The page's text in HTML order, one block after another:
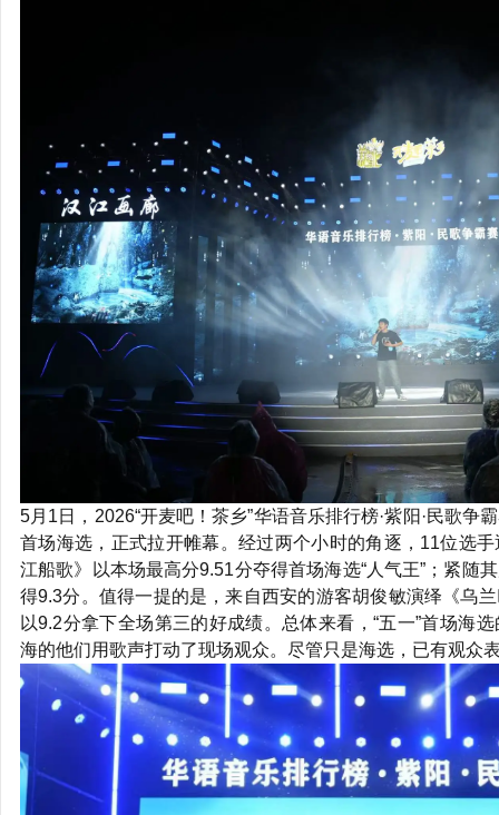
5月1日，2026“开麦吧！茶乡”华语音乐排行榜·紫阳·民歌争
首场海选，正式拉开帷幕。经过两个小时的角逐，11位选
江船歌》以本场最高分9.51分夺得首场海选“人气王”；紧随
得9.3分。值得一提的是，来自西安的游客胡俊敏演绎《乌
以9.2分拿下全场第三的好成绩。总体来看，“五一”首场海
海的他们用歌声打动了现场观众。尽管只是海选，已有观众